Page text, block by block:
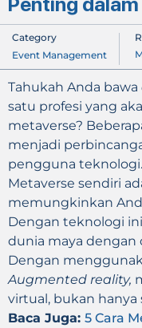
Category
Event Management
Tahukah Anda bawa
satu profesi yang
metaverse?
menjadi
pengguna teknologi.
Metaverse sendiri
memungkinkan
Dengan teknologi
dunia maya dengan
Dengan
Augmented reality,
virtual, bukan hanya
Baca Juga: 5 Cara